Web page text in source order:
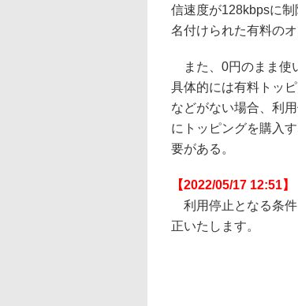
信速度が128kbpsに
名付けられた有料の
また、0円のまま使
具体的には有料トッ
などがない場合、利
にトッピングを購入
要がある。
【2022/05/17 12:51】
利用停止となる条件
正いたします。